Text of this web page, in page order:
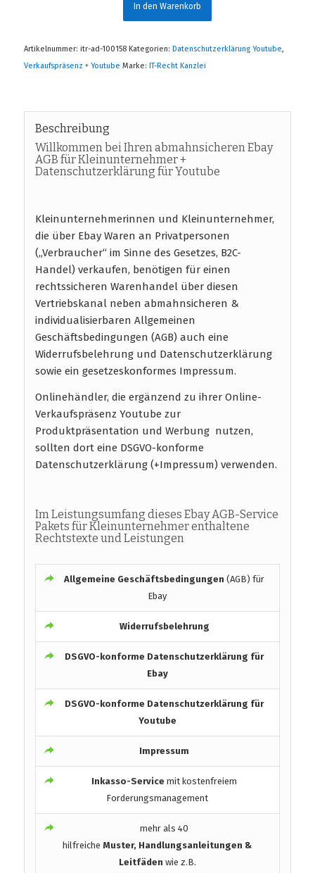
In den Warenkorb
Artikelnummer: itr-ad-100158 Kategorien: Datenschutzerklärung Youtube,
Verkaufspräsenz + Youtube Marke: IT-Recht Kanzlei
Beschreibung
Willkommen bei Ihren abmahnsicheren Ebay
AGB für Kleinunternehmer +
Datenschutzerklärung für Youtube
Kleinunternehmerinnen und Kleinunternehmer,
die über Ebay Waren an Privatpersonen
(„Verbraucher“ im Sinne des Gesetzes, B2C-
Handel) verkaufen, benötigen für einen
rechtssicheren Warenhandel über diesen
Vertriebskanal neben abmahnsicheren &
individualisierbaren Allgemeinen
Geschäftsbedingungen (AGB) auch eine
Widerrufsbelehrung und Datenschutzerklärung
sowie ein gesetzeskonformes Impressum.
Onlinehändler, die ergänzend zu ihrer Online-
Verkaufspräsenz Youtube zur
Produktpräsentation und Werbung nutzen,
sollten dort eine DSGVO-konforme
Datenschutzerklärung (+Impressum) verwenden.
Im Leistungsumfang dieses Ebay AGB-Service
Pakets für Kleinunternehmer enthaltene
Rechtstexte und Leistungen
Allgemeine Geschäftsbedingungen (AGB) für
Ebay
Widerrufsbelehrung
DSGVO-konforme Datenschutzerklärung für
Ebay
DSGVO-konforme Datenschutzerklärung für
Youtube
Impressum
Inkasso-Service mit kostenfreiem
Forderungsmanagement
mehr als 40
hilfreicheMuster, Handlungsanleitungen &
Leitfäden wie z.B.